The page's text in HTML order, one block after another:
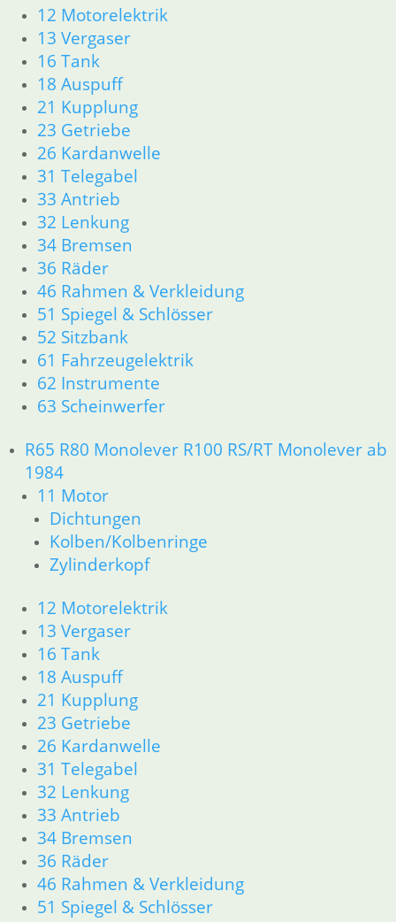
12 Motorelektrik
13 Vergaser
16 Tank
18 Auspuff
21 Kupplung
23 Getriebe
26 Kardanwelle
31 Telegabel
33 Antrieb
32 Lenkung
34 Bremsen
36 Räder
46 Rahmen & Verkleidung
51 Spiegel & Schlösser
52 Sitzbank
61 Fahrzeugelektrik
62 Instrumente
63 Scheinwerfer
R65 R80 Monolever R100 RS/RT Monolever ab
1984
11 Motor
Dichtungen
Kolben/Kolbenringe
Zylinderkopf
12 Motorelektrik
13 Vergaser
16 Tank
18 Auspuff
21 Kupplung
23 Getriebe
26 Kardanwelle
31 Telegabel
32 Lenkung
33 Antrieb
34 Bremsen
36 Räder
46 Rahmen & Verkleidung
51 Spiegel & Schlösser
26 Kardanwelle
31 Telegabel
32 Lenkung
33 Antrieb
34 Bremsen
36 Räder
46 Rahmen & Verkleidung R26 R27
51 Spiegel & Schlösser
61 Fahrzeugelektrik
62 Instrumente
63 Scheinwerfer
R50 R69/S
11 Motor
Dichtungen
Zylinderkopf
12 Motorelektrik
13 Vergaser
16 Tank
18 Auspuff
21 Kupplung
23 Getriebe
31 Telegabel
32 Lenkung
33 Antrieb
34 Bremsen
36 Räder
46 Rahmen & Verkleidung
51 Spiegel & Schlösser
61 Fahrzeugelektrik
62 Instrumente
63 Scheinwerfer
R50/5 – R75/5
11 Motor
Dichtungen
Kolben/Kolbenringe
Zylinderkopf
12 Motorelektrik
13 Vergaser
16 Tank
18 Auspuff
21 Kupplung
23 Getriebe
26 Kardanwelle
31 Telegabel